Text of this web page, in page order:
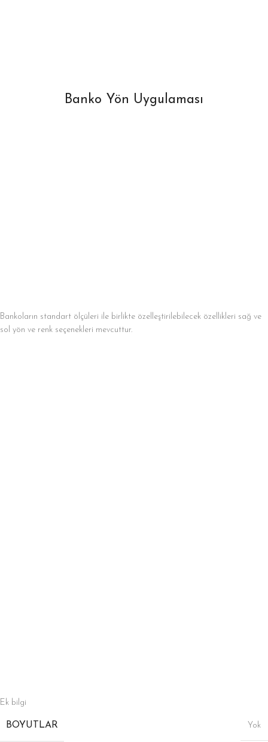
Banko Yön Uygulaması
Bankoların standart ölçüleri ile birlikte özelleştirilebilecek özellikleri sağ ve
sol yön ve renk seçenekleri mevcuttur.
Ek bilgi
BOYUTLAR Yok